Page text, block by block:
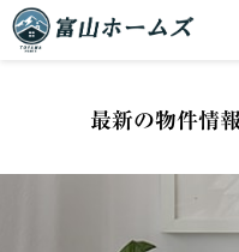
最新の物件情